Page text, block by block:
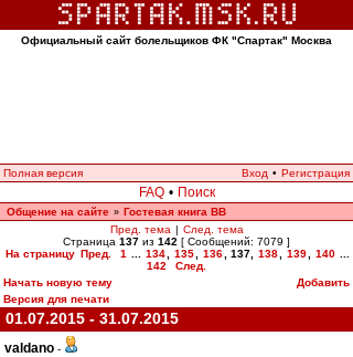
Официальный сайт болельщиков ФК "Спартак" Москва
Полная версия Вход • Регистрация
FAQ • Поиск
Общение на сайте » Гостевая книга ВВ
Пред. тема | След. тема
Страница 137 из 142 [ Сообщений: 7079 ]
На страницу Пред. 1 134 135 136 137, 138 139 140
142
След.
Начать новую тему
Добавить
Версия для печати
01.07.2015 - 31.07.2015
valdano -